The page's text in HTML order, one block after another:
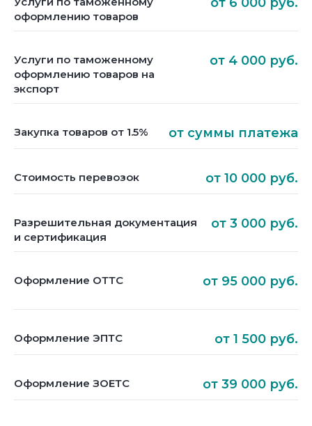
оформлению товаров
Услуги по таможенному
оформлению товаров на
экспорт
от 4 000 руб.
Закупка товаров от 1.5% от суммы платежа
Стоимость перевозок от 10 000 руб.
Разрешительная документация
и сертификация
от 3 000 руб.
Оформление ОТТС от 95 000 руб.
Оформление ЭПТС от 1 500 руб.
Оформление ЗОЕТС от 39 000 руб.